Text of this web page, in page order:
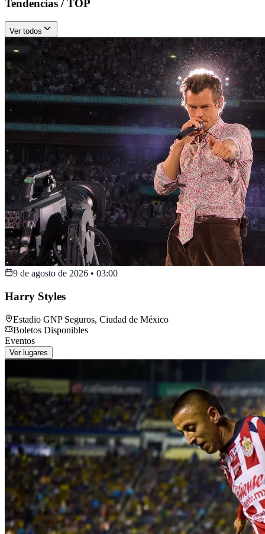
Tendencias / TOP
Ver todos
9 de agosto de 2026 • 03:00
Harry Styles
Estadio GNP Seguros, Ciudad de México
Boletos Disponibles
Eventos
Ver lugares